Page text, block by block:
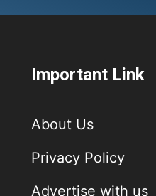
Important Link
About Us
Privacy Policy
Advertise with us